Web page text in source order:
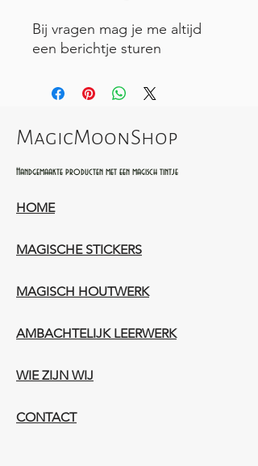
Bij vragen mag je me altijd
een berichtje sturen
MagicMoonShop
Handgemaakte producten met een magisch tintje
HOME
MAGISCHE STICKERS
MAGISCH HOUTWERK
AMBACHTELIJK LEERWERK​
WIE ZIJN WIJ​​
CONTACT